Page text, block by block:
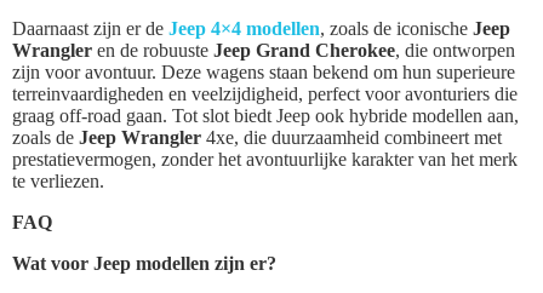
Daarnaast zijn er de Jeep 4×4 modellen, zoals de iconische Jeep
Wrangler en de robuuste Jeep Grand Cherokee, die ontworpen
zijn voor avontuur. Deze wagens staan bekend om hun superieure
terreinvaardigheden en veelzijdigheid, perfect voor avonturiers die
graag off-road gaan. Tot slot biedt Jeep ook hybride modellen aan,
zoals de Jeep Wrangler 4xe, die duurzaamheid combineert met
prestatievermogen, zonder het avontuurlijke karakter van het merk
te verliezen.
FAQ
Wat voor Jeep modellen zijn er?